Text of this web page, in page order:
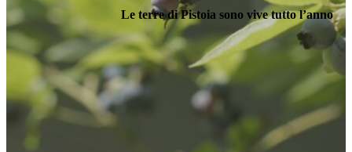
Le terre di Pistoia sono vive tutto l’anno